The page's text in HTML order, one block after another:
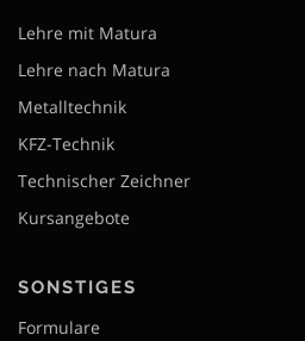
Lehre mit Matura
Lehre nach Matura
Metalltechnik
KFZ-Technik
Technischer Zeichner
Kursangebote
SONSTIGES
Formulare